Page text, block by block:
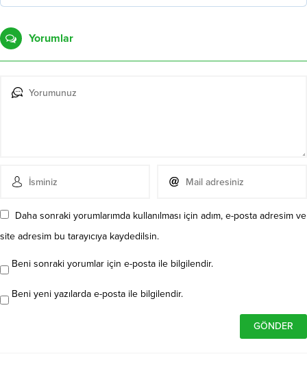
Yorumlar
Daha sonraki yorumlarımda kullanılması için adım, e-posta adresim ve
site adresim bu tarayıcıya kaydedilsin.
Beni sonraki yorumlar için e-posta ile bilgilendir.
Beni yeni yazılarda e-posta ile bilgilendir.